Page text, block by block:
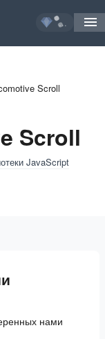
...
Scroll
Scroll
JavaScript
нами